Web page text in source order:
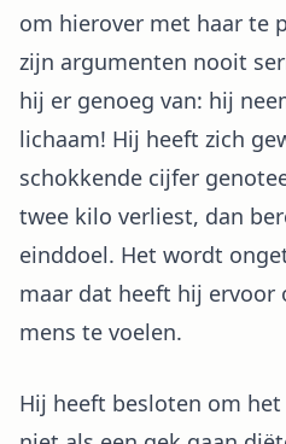
om hierover met haar te
zijn argumenten nooit
hij er genoeg van: hij
lichaam! Hij heeft zich
schokkende cijfer
twee kilo verliest, dan
einddoel. Het wordt
maar dat heeft hij ervoor
mens te voelen.
Hij heeft besloten om